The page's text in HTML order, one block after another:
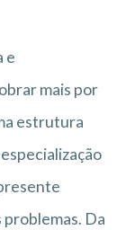
e
mais por
estrutura
Da